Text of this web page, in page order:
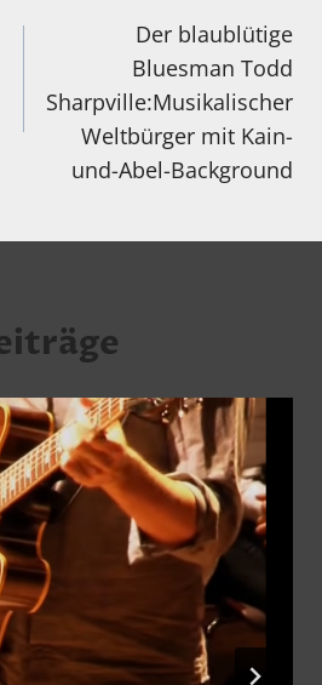
Der blaublütige
Bluesman Todd
Sharpville:Musikalischer
Weltbürger mit Kain-
und-Abel-Background